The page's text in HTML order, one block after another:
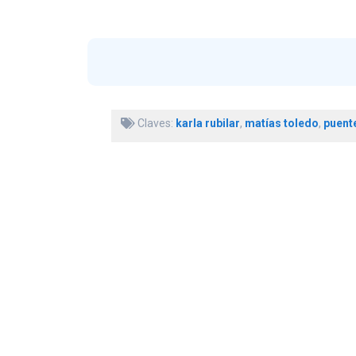
Claves: karla rubilar, matías toledo,